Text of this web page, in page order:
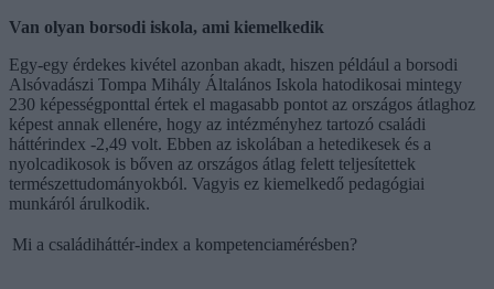
Van olyan borsodi iskola, ami kiemelkedik
Egy-egy érdekes kivétel azonban akadt, hiszen például a borsodi
Alsóvadászi Tompa Mihály Általános Iskola hatodikosai mintegy
230 képességponttal értek el magasabb pontot az országos átlaghoz
képest annak ellenére, hogy az intézményhez tartozó családi
háttérindex -2,49 volt. Ebben az iskolában a hetedikesek és a
nyolcadikosok is bőven az országos átlag felett teljesítettek
természettudományokból. Vagyis ez kiemelkedő pedagógiai
munkáról árulkodik.
Mi a családiháttér-index a kompetenciamérésben?